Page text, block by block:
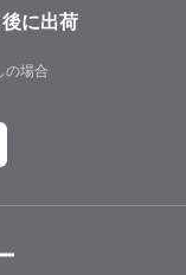
に出荷
の場合